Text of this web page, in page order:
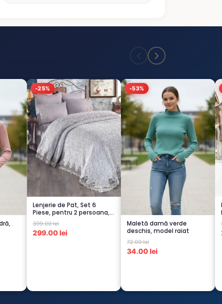
-25%
Lenjerie de Pat, Set 6
Piese, pentru 2 persoana,
GRI -1...
399.00 lei
299.00 lei
-53%
Maletă damă verde
deschis, model raiat
72.00 lei
34.00 lei